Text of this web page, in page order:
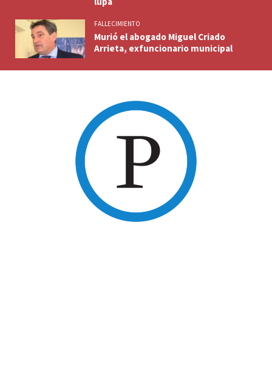
FALLECIMIENTO
Murió el abogado Miguel Criado
Arrieta, exfuncionario municipal